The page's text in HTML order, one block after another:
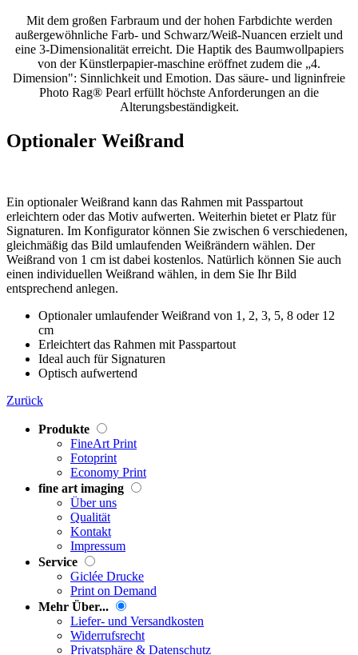
Mit dem großen Farbraum und der hohen Farbdichte werden
außergewöhnliche Farb- und Schwarz/Weiß-Nuancen erzielt und
eine 3-Dimensionalität erreicht. Die Haptik des Baumwollpapiers
von der Künstlerpapier-maschine eröffnet zudem die „4.
Dimension": Sinnlichkeit und Emotion. Das säure- und ligninfreie
Photo Rag® Pearl erfüllt höchste Anforderungen an die
Alterungsbeständigkeit.
Optionaler Weißrand
Ein optionaler Weißrand kann das Rahmen mit Passpartout
erleichtern oder das Motiv aufwerten. Weiterhin bietet er Platz für
Signaturen. Im Konfigurator können Sie zwischen 6 verschiedenen,
gleichmäßig das Bild umlaufenden Weißrändern wählen. Der
Weißrand von 1 cm ist dabei kostenlos. Natürlich können Sie auch
einen individuellen Weißrand wählen, in dem Sie Ihr Bild
entsprechend anlegen.
Optionaler umlaufender Weißrand von 1, 2, 3, 5, 8 oder 12
cm
Erleichtert das Rahmen mit Passpartout
Ideal auch für Signaturen
Optisch aufwertend
Zurück
Produkte
FineArt Print
Fotoprint
Economy Print
fine art imaging
Über uns
Qualität
Kontakt
Impressum
Service
Giclée Drucke
Print on Demand
Mehr Über...
Liefer- und Versandkosten
Widerrufsrecht
Privatsphäre & Datenschutz